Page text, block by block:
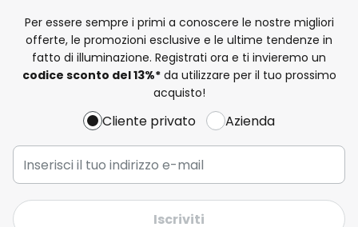
Per essere sempre i primi a conoscere le nostre migliori
offerte, le promozioni esclusive e le ultime tendenze in
fatto di illuminazione. Registrati ora e ti invieremo un
codice sconto del13%*da utilizzare per il tuo prossimo
acquisto!
Cliente privato Azienda
Iscriviti